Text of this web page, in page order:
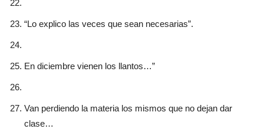
“Lo explico las veces que sean necesarias”.
En diciembre vienen los llantos…”
Van perdiendo la materia los mismos que no dejan dar
clase…